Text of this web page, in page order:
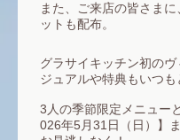
また、ご来店の皆さま
ットも配布。
グラサイキッチン初の
ジュアルや特典もいつも
3人の季節限定メニュー
026年5月31日（日）】